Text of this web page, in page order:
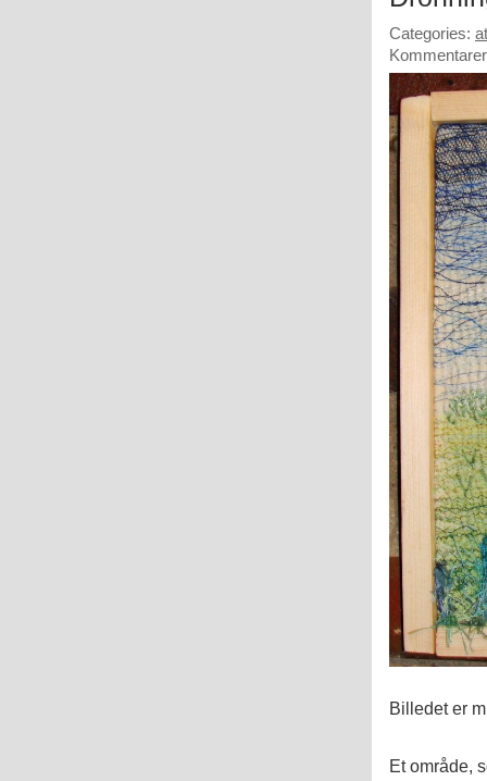
Categories:
Billedet er
Et område,